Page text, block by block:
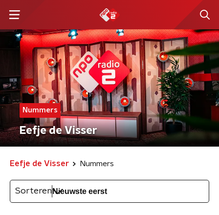
Nummers
Eefje de Visser
Eefje de Visser Nummers
Sorteren